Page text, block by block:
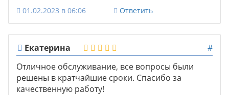
01.02.2023 в 06:06 Ответить
Екатерина
#
Отличное обслуживание, все вопросы были
решены в кратчайшие сроки. Спасибо за
качественную работу!